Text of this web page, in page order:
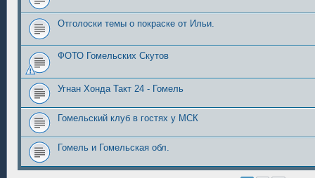
Отголоски темы о покраске от Ильи.
ФОТО Гомельских Скутов
Угнан Хонда Такт 24 - Гомель
Гомельский клуб в гостях у МСК
Гомель и Гомельская обл.